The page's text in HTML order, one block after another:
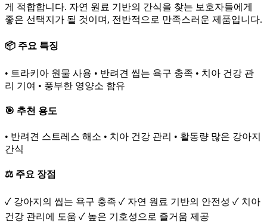
게 적합합니다. 자연 원료 기반의 간식을 찾는 보호자들에게
좋은 선택지가 될 것이며, 전반적으로 만족스러운 제품입니다.
📦 주요 특징
• 트라키아 원물 사용 • 반려견 씹는 욕구 충족 • 치아 건강 관
리 기여 • 풍부한 영양소 함유
🎯 추천 용도
• 반려견 스트레스 해소 • 치아 건강 관리 • 활동량 많은 강아지
간식
⚖️ 주요 장점
✓ 강아지의 씹는 욕구 충족 ✓ 자연 원료 기반의 안전성 ✓ 치아
건강 관리에 도움 ✓ 높은 기호성으로 즐거움 제공